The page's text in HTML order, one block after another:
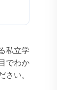
私立学
でわか
さい。